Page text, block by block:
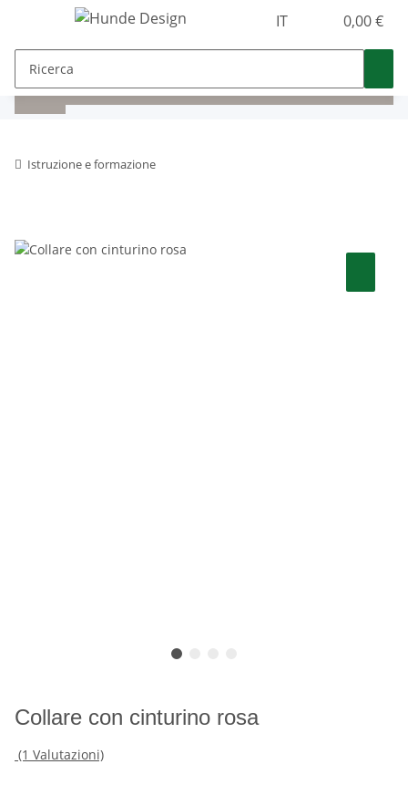
IT 0,00 €
Istruzione e formazione
Collare con cinturino rosa
(1 Valutazioni)